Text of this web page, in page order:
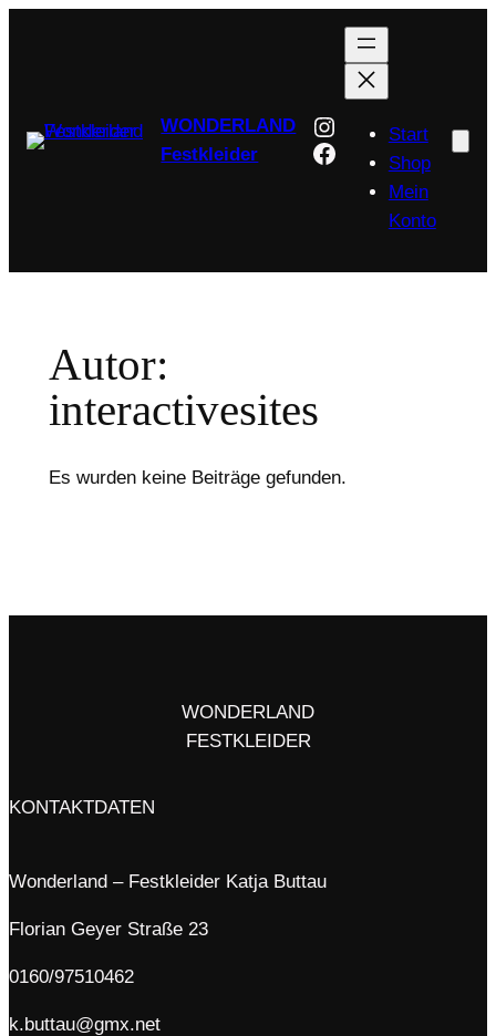
WONDERLAND
Festkleider
Instagram
Facebook
Start
Shop
Mein
Konto
Autor:
interactivesites
Es wurden keine Beiträge gefunden.
WONDERLAND
FESTKLEIDER
KONTAKTDATEN
Wonderland – Festkleider Katja Buttau
Florian Geyer Straße 23
0160/97510462
k.buttau@gmx.net